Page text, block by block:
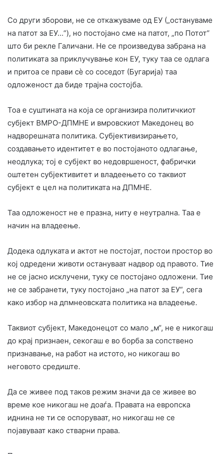
Со други зборови, не се откажуваме од ЕУ („остануваме
на патот за ЕУ…“), но постојано сме на патот, „по Потот“
што би рекле Галичани. Не се произведува забрана на
политиката за приклучување кон ЕУ, туку таа се одлага
и притоа се прави сè со соседот (Бугарија) таа
одложеност да биде трајна состојба.
Тоа е суштината на која се организира политичкиот
субјект ВМРО-ДПМНЕ и вмровскиот Македонец во
надворешната политика. Субјективизирањето,
создавањето идентитет е во постојаното одлагање,
неодлука; тој е субјект во недовршеност, фабрички
оштетен субјективитет и владеењето со таквиот
субјект е цел на политиката на ДПМНЕ.
Таа одложеност не е празна, ниту е неутрална. Таа е
начин на владеење.
Додека одлуката и актот не постојат, постои простор во
кој одредени животи остануваат надвор од правото. Тие
не се јасно исклучени, туку се постојано одложени. Тие
не се забранети, туку постојано „на патот за ЕУ“, сега
како избор на дпмнеовската политика на владеење.
Таквиот субјект, Македонецот со мало „м“, не е никогаш
до крај признаен, секогаш е во борба за сопствено
признавање, на работ на истото, но никогаш во
неговото средиште.
Да се живее под таков режим значи да се живее во
време кое никогаш не доаѓа. Правата на европска
иднина не ти се оспоруваат, но никогаш не се
појавуваат како стварни права.